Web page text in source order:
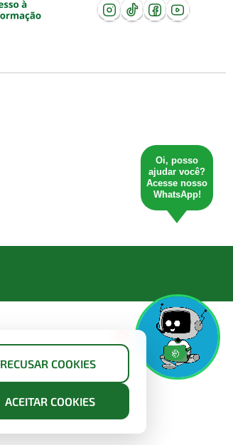
Oi, posso
ajudar você?
Acesse nosso
WhatsApp!
RECUSAR COOKIES
ACEITAR COOKIES